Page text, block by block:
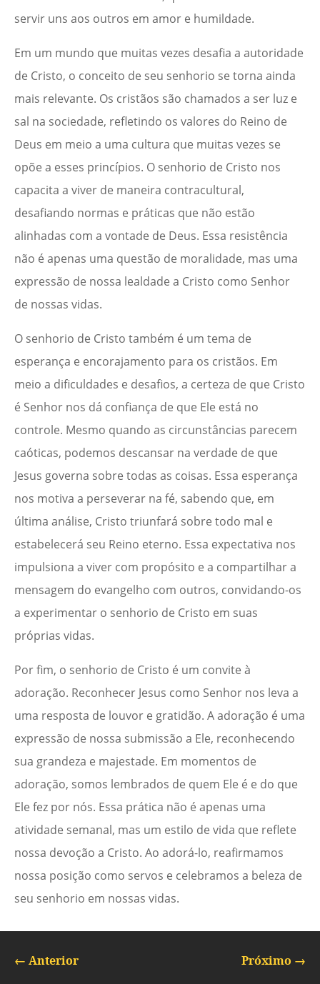
servir uns aos outros em amor e humildade.
Em um mundo que muitas vezes desafia a autoridade
de Cristo, o conceito de seu senhorio se torna ainda
mais relevante. Os cristãos são chamados a ser luz e
sal na sociedade, refletindo os valores do Reino de
Deus em meio a uma cultura que muitas vezes se
opõe a esses princípios. O senhorio de Cristo nos
capacita a viver de maneira contracultural,
desafiando normas e práticas que não estão
alinhadas com a vontade de Deus. Essa resistência
não é apenas uma questão de moralidade, mas uma
expressão de nossa lealdade a Cristo como Senhor
de nossas vidas.
O senhorio de Cristo também é um tema de
esperança e encorajamento para os cristãos. Em
meio a dificuldades e desafios, a certeza de que Cristo
é Senhor nos dá confiança de que Ele está no
controle. Mesmo quando as circunstâncias parecem
caóticas, podemos descansar na verdade de que
Jesus governa sobre todas as coisas. Essa esperança
nos motiva a perseverar na fé, sabendo que, em
última análise, Cristo triunfará sobre todo mal e
estabelecerá seu Reino eterno. Essa expectativa nos
impulsiona a viver com propósito e a compartilhar a
mensagem do evangelho com outros, convidando-os
a experimentar o senhorio de Cristo em suas
próprias vidas.
Por fim, o senhorio de Cristo é um convite à
adoração. Reconhecer Jesus como Senhor nos leva a
uma resposta de louvor e gratidão. A adoração é uma
expressão de nossa submissão a Ele, reconhecendo
sua grandeza e majestade. Em momentos de
adoração, somos lembrados de quem Ele é e do que
Ele fez por nós. Essa prática não é apenas uma
atividade semanal, mas um estilo de vida que reflete
nossa devoção a Cristo. Ao adorá-lo, reafirmamos
nossa posição como servos e celebramos a beleza de
seu senhorio em nossas vidas.
← Anterior Próximo →